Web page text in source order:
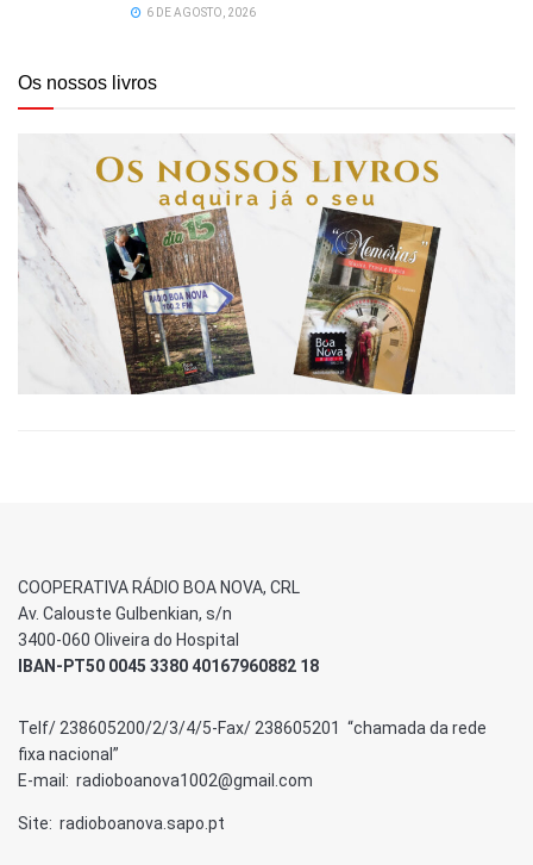
6 DE AGOSTO, 2026
Os nossos livros
COOPERATIVA RÁDIO BOA NOVA, CRL
Av. Calouste Gulbenkian, s/n
3400-060 Oliveira do Hospital
IBAN-PT50 0045 3380 40167960882 18
Telf/ 238605200/2/3/4/5-Fax/ 238605201 “chamada da rede
fixa nacional”
E-mail: radioboanova1002@gmail.com
Site: radioboanova.sapo.pt